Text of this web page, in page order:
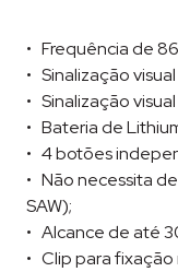
Frequência de
Sinalização
Sinalização
Bateria de
4 botões
Não necessita
SAW);
Alcance de até
Clip para